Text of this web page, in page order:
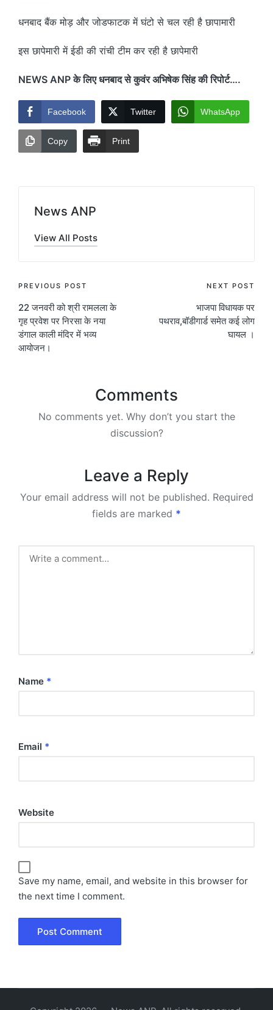
धनबाद बैंक मोड़ और जोडफाटक में घंटो से चल रही है छापामारी
इस छापेमारी में ईडी की रांची टीम कर रही है छापेमारी
NEWS ANP के लिए धनबाद से कुवंर अभिषेक सिंह की रिपोर्ट….
Facebook Twitter WhatsApp
Copy Print
News ANP
View All Posts
Post
navigation
PREVIOUS POST
22 जनवरी को श्री रामलला के
गृह प्रवेश पर निरसा के नया
डंगाल काली मंदिर में भव्य
आयोजन।
NEXT POST
भाजपा विधायक पर
पथराव,बॉडीगार्ड समेत कई लोग
घायल ।
Comments
No comments yet. Why don’t you start the
discussion?
Leave a Reply
Your email address will not be published. Required
fields are marked *
Name *
Email *
Website
Save my name, email, and website in this browser for
the next time I comment.